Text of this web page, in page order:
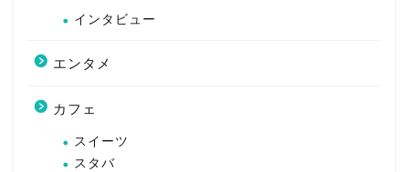
インタビュー
エンタメ
カフェ
スイーツ
スタバ